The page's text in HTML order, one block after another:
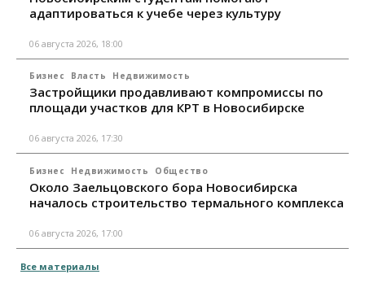
адаптироваться к учебе через культуру
06 августа 2026, 18:00
Бизнес Власть Недвижимость
Застройщики продавливают компромиссы по
площади участков для КРТ в Новосибирске
06 августа 2026, 17:30
Бизнес Недвижимость Общество
Около Заельцовского бора Новосибирска
началось строительство термального комплекса
06 августа 2026, 17:00
Все материалы